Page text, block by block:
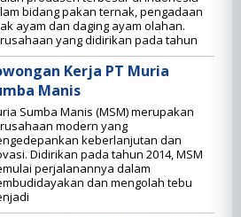
bidang pakan ternak, pengadaan
ayam dan daging ayam olahan.
yang didirikan pada tahun
Kerja PT Muria
Manis
Sumba Manis (MSM) merupakan
modern yang
keberlanjutan dan
Didirikan pada tahun 2014, MSM
perjalanannya dalam
dan mengolah tebu